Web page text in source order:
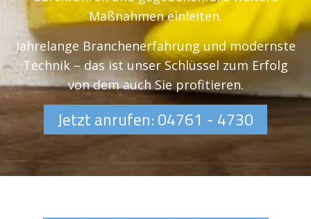
Maßnahmen einleiten.
Jahrelange Branchenerfahrung und modernste
Technik – das ist unser Schlüssel zum Erfolg
von dem auch Sie profitieren.
Jetzt anrufen: 04761 - 4730